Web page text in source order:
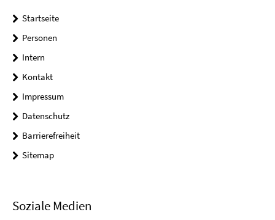
Startseite
Personen
Intern
Kontakt
Impressum
Datenschutz
Barrierefreiheit
Sitemap
Soziale Medien